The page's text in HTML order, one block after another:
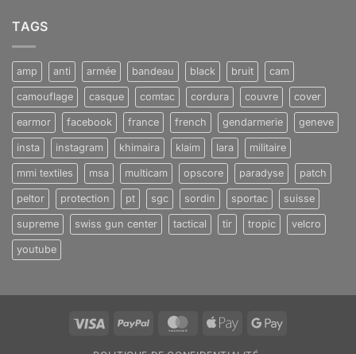
TAGS
amp anti armée bandeau black bruit cam
camouflage casque comtac cordura couvre cover
earmor facebook france french gendarmerie geneve
insta instagram khimaira klaim lara militaire
mmi textiles msa multicam opscore paradyse patch
peltor protection pt sgc sordin sportac suisse
supreme swiss gun center tactical tir tropic velcro
youtube
Visa PayPal MasterCard
Apple
Google